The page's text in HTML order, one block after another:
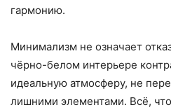
гармонию.
Минимализм не означает
чёрно-белом интерьере
идеальную атмосферу, не
лишними элементами. Всё,